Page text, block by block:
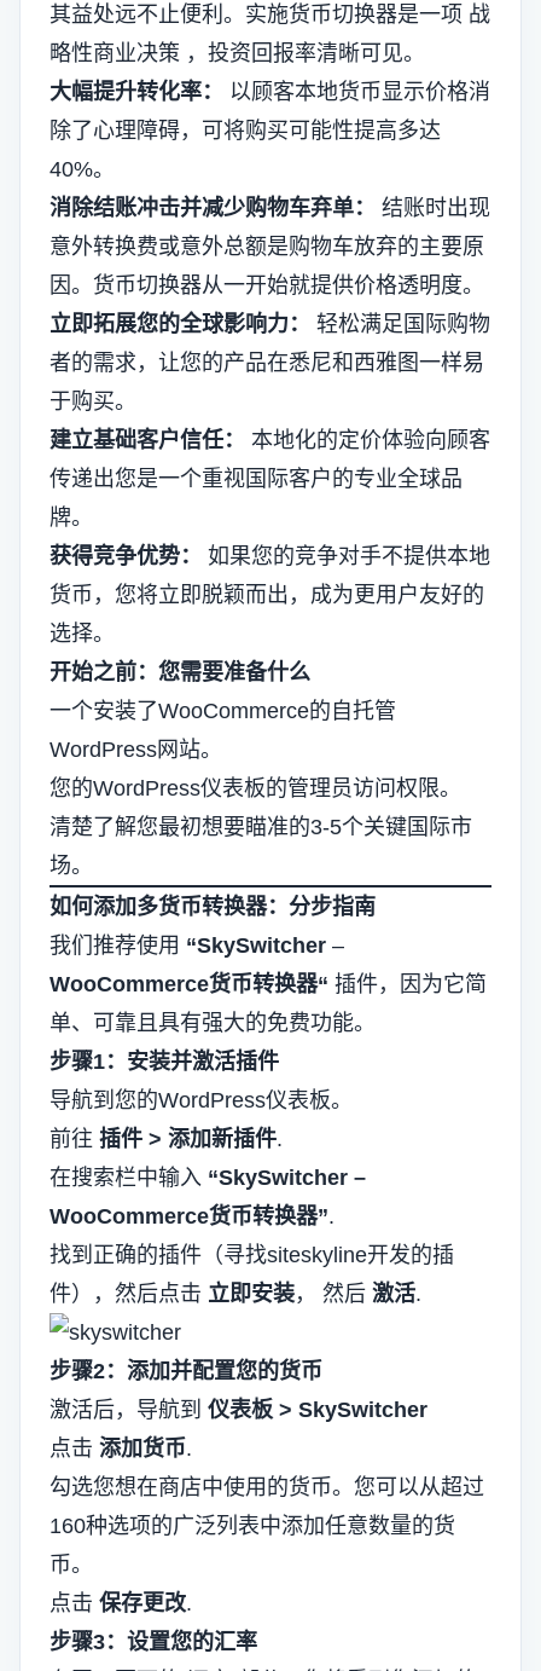
其益处远不止便利。实施货币切换器是一项 战
略性商业决策 ，投资回报率清晰可见。
大幅提升转化率：
以顾客本地货币显示价格消
除了心理障碍，可将购买可能性提高多达
40%。
消除结账冲击并减少购物车弃单：
结账时出现
意外转换费或意外总额是购物车放弃的主要原
因。货币切换器从一开始就提供价格透明度。
立即拓展您的全球影响力：
轻松满足国际购物
者的需求，让您的产品在悉尼和西雅图一样易
于购买。
建立基础客户信任：
本地化的定价体验向顾客
传递出您是一个重视国际客户的专业全球品
牌。
获得竞争优势：
如果您的竞争对手不提供本地
货币，您将立即脱颖而出，成为更用户友好的
选择。
开始之前：您需要准备什么
一个安装了WooCommerce的自托管
WordPress网站。
您的WordPress仪表板的管理员访问权限。
清楚了解您最初想要瞄准的3-5个关键国际市
场。
如何添加多货币转换器：分步指南
我们推荐使用 “SkySwitcher –
WooCommerce货币转换器“ 插件，因为它简
单、可靠且具有强大的免费功能。
步骤1：安装并激活插件
导航到您的WordPress仪表板。
前往 插件 > 添加新插件.
在搜索栏中输入 “SkySwitcher –
WooCommerce货币转换器”.
找到正确的插件（寻找siteskyline开发的插
件），然后点击 立即安装， 然后 激活.
步骤2：添加并配置您的货币
激活后，导航到 仪表板 > SkySwitcher
点击 添加货币.
勾选您想在商店中使用的货币。您可以从超过
160种选项的广泛列表中添加任意数量的货
币。
点击 保存更改.
步骤3：设置您的汇率